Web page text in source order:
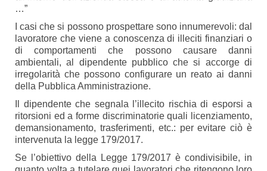
…”
I casi che si possono prospettare sono innumerevoli: dal
lavoratore che viene a conoscenza di illeciti finanziari o
di comportamenti che possono causare danni
ambientali, al dipendente pubblico che si accorge di
irregolarità che possono configurare un reato ai danni
della Pubblica Amministrazione.
Il dipendente che segnala l’illecito rischia di esporsi a
ritorsioni ed a forme discriminatorie quali licenziamento,
demansionamento, trasferimenti, etc.: per evitare ciò è
intervenuta la legge 179/2017.
Se l’obiettivo della Legge 179/2017 è condivisibile, in